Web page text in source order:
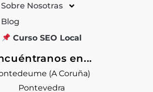
Sobre Nosotras
Blog
Curso SEO Local
en...
(A Coruña)
Pontevedra